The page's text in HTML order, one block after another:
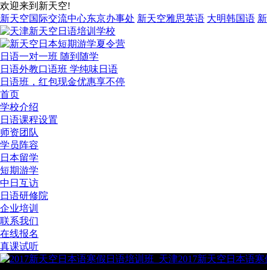
欢迎来到新天空!
新天空国际交流中心东京办事处 新天空雅思英语 大明韩国语
日语一对一班 随到随学
日语外教口语班 学纯味日语
日语班，红包现金优惠享不停
首页
学校介绍
日语课程设置
师资团队
学员阵容
日本留学
短期游学
中日互访
日语研修院
企业培训
联系我们
在线报名
真课试听
2017新天空日本语